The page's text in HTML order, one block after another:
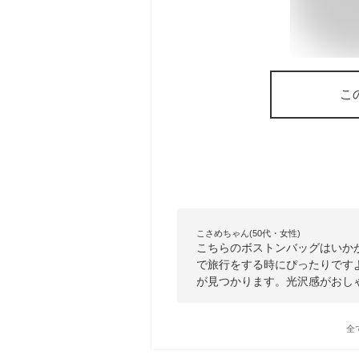
こ
こさめちゃん(50代・女性)
こちらのボストンバッグはい
で旅行をする時にぴったりで
が見つかります。光沢感がおし
全